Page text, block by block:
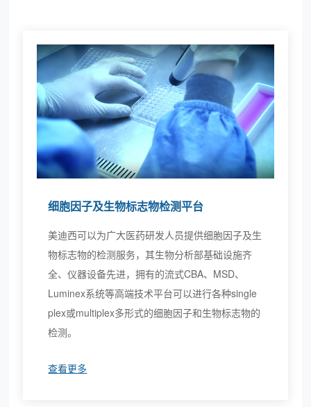
细胞因子及生物标志物检测平台
美迪西可以为广大医药研发人员提供细胞因子及生
物标志物的检测服务，其生物分析部基础设施齐
全、仪器设备先进，拥有的流式CBA、MSD、
Luminex系统等高端技术平台可以进行各种single
plex或multiplex多形式的细胞因子和生物标志物的
检测。
查看更多